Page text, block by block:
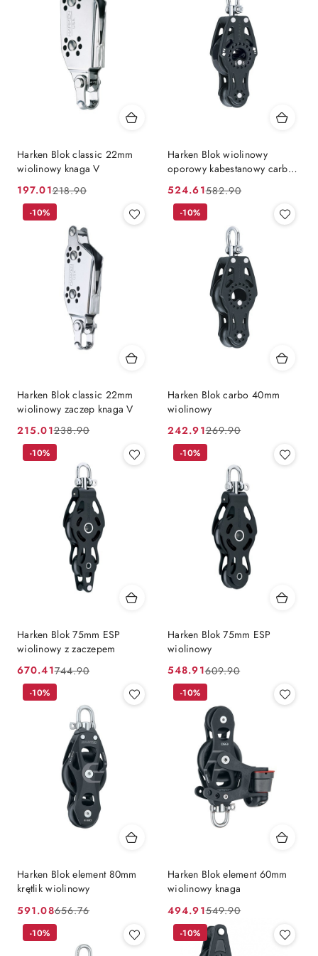
Harken Blok classic 22mm
wiolinowy knaga V
Cena
promocyjna:
197.01
Cena
przed
218.90
Harken Blok wiolinowy
oporowy kabestanowy carbo
57mm Ratchet
Cena
promocyjna:
524.61
Cena
przed
582.90
Harken Blok classic 22mm
wiolinowy zaczep knaga V
Cena
promocyjna:
215.01
Cena
przed
238.90
-10%
Harken Blok carbo 40mm
wiolinowy
Cena
promocyjna:
242.91
Cena
przed
269.90
-10%
Harken Blok 75mm ESP
wiolinowy z zaczepem
Cena
promocyjna:
670.41
Cena
przed
744.90
-10%
Harken Blok 75mm ESP
wiolinowy
Cena
promocyjna:
548.91
Cena
przed
promocją:
609.90
-10%
Harken Blok element 80mm
krętlik wiolinowy
Cena
promocyjna:
591.08
Cena
przed
656.76
-10%
Harken Blok element 60mm
wiolinowy knaga
Cena
promocyjna:
494.91
Cena
przed
promocją:
549.90
-10%
-10% -10%